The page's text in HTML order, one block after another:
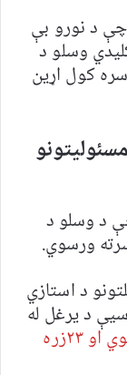
د نورو بې
وسلو د
کول اړین
د وسلو د
ورسوي.
د استازي
د یرغل له
۱۱زره او ۴۳۰ کسان وژل شوي او ۲۳زره